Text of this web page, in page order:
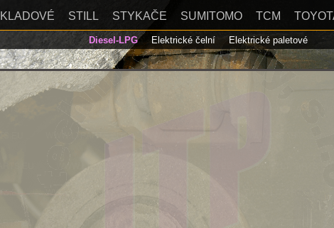
STILL STYKAČE SUMITOMO TCM
Diesel-LPG Elektrické čelní Elektrické paletové